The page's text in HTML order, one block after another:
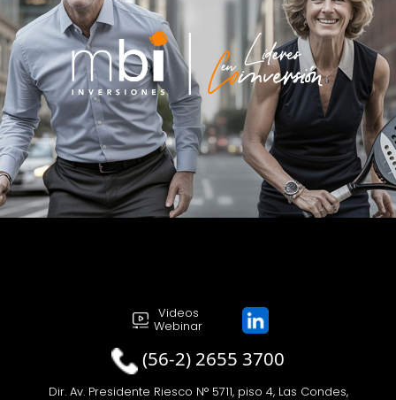
Videos
Webinar
(56-2) 2655 3700
Dir. Av. Presidente Riesco N° 5711, piso 4, Las Condes,